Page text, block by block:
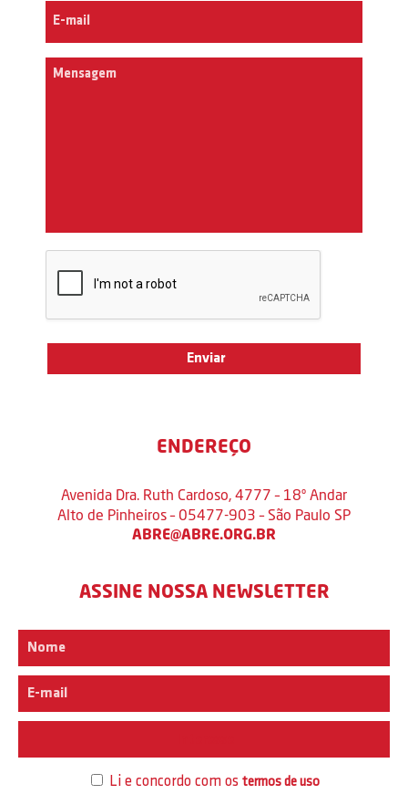
ENDEREÇO
Avenida Dra. Ruth Cardoso, 4777 – 18º Andar
Alto de Pinheiros – 05477-903 – São Paulo SP
ABRE@ABRE.ORG.BR
ASSINE NOSSA NEWSLETTER
Li e concordo com os termos de uso